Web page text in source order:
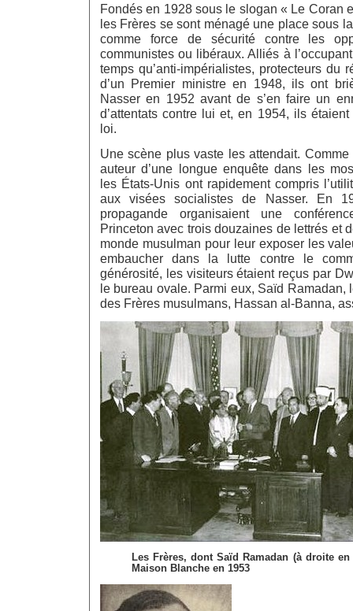
Fondés en 1928 sous le slogan « Le Coran
les Frères se sont ménagé une place sous
comme force de sécurité contre les
communistes ou libéraux. Alliés à
temps qu’anti-impérialistes, protecteurs du
d’un Premier ministre en 1948, ils ont
Nasser en 1952 avant de s’en faire un
d’attentats contre lui et, en 1954, ils
loi.
Une scène plus vaste les attendait.
auteur d’une longue enquête dans les
les États-Unis ont rapidement compris
aux visées socialistes de Nasser. En
propagande organisaient une
Princeton avec trois douzaines de lettrés et
monde musulman pour leur exposer les
embaucher dans la lutte contre le
générosité, les visiteurs étaient reçus par
le bureau ovale. Parmi eux, Saïd Ramadan,
des Frères musulmans, Hassan al-Banna,
Les Frères, dont Saïd Ramadan (à droite
Maison Blanche en 1953